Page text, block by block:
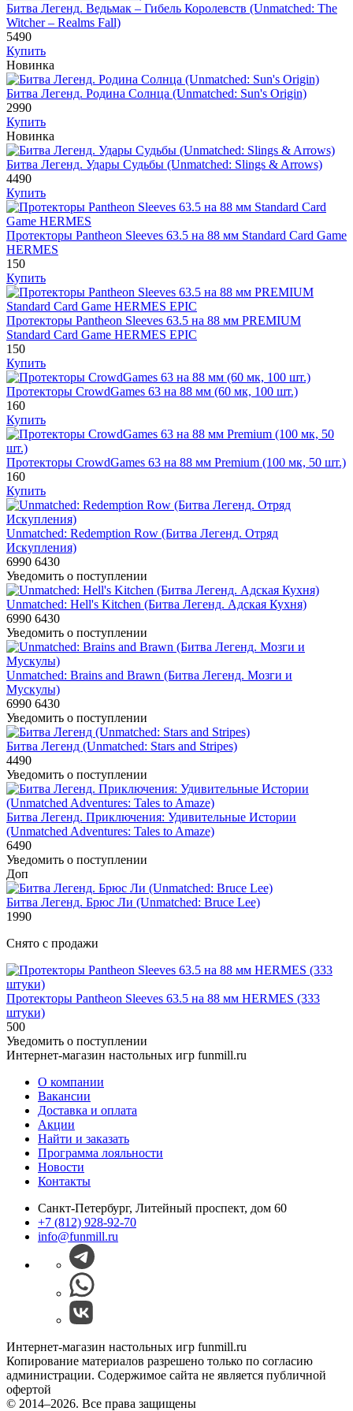
Битва Легенд. Ведьмак – Гибель Королевств (Unmatched: The
Witcher – Realms Fall)
5490
Купить
Новинка
Битва Легенд. Родина Солнца (Unmatched: Sun's Origin)
2990
Купить
Новинка
Битва Легенд. Удары Судьбы (Unmatched: Slings & Arrows)
4490
Купить
Протекторы Pantheon Sleeves 63.5 на 88 мм Standard Card Game
HERMES
150
Купить
Протекторы Pantheon Sleeves 63.5 на 88 мм PREMIUM
Standard Card Game HERMES EPIC
150
Купить
Протекторы CrowdGames 63 на 88 мм (60 мк, 100 шт.)
160
Купить
Протекторы CrowdGames 63 на 88 мм Premium (100 мк, 50 шт.)
160
Купить
Unmatched: Redemption Row (Битва Легенд. Отряд
Искупления)
6990 6430
Уведомить о поступлении
Unmatched: Hell's Kitchen (Битва Легенд. Адская Кухня)
6990 6430
Уведомить о поступлении
Unmatched: Brains and Brawn (Битва Легенд. Мозги и
Мускулы)
6990 6430
Уведомить о поступлении
Битва Легенд (Unmatched: Stars and Stripes)
4490
Уведомить о поступлении
Битва Легенд. Приключения: Удивительные Истории
(Unmatched Adventures: Tales to Amaze)
6490
Уведомить о поступлении
Доп
Битва Легенд. Брюс Ли (Unmatched: Bruce Lee)
1990
Снято с продажи
Протекторы Pantheon Sleeves 63.5 на 88 мм HERMES (333
штуки)
500
Уведомить о поступлении
Интернет-магазин настольных игр funmill.ru
О компании
Вакансии
Доставка и оплата
Акции
Найти и заказать
Программа лояльности
Новости
Контакты
Санкт-Петербург, Литейный проспект, дом 60
+7 (812) 928-92-70
info@funmill.ru
Интернет-магазин настольных игр funmill.ru
Копирование материалов разрешено только по согласию
администрации. Содержимое сайта не является публичной
офертой
© 2014–2026. Все права защищены